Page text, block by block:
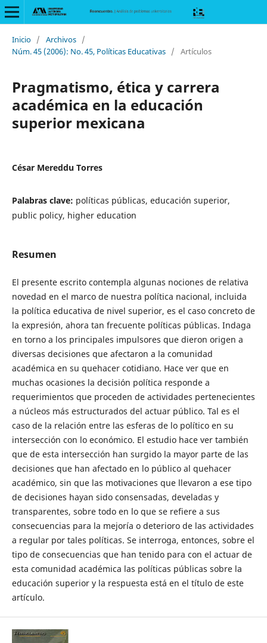
Inicio / Archivos /
Núm. 45 (2006): No. 45, Políticas Educativas / Artículos
Pragmatismo, ética y carrera
académica en la educación
superior mexicana
César Mereddu Torres
Palabras clave: políticas públicas, educación superior,
public policy, higher education
Resumen
El presente escrito contempla algunas nociones de relativa
novedad en el marco de nuestra política nacional, incluida
la política educativa de nivel superior, es el caso concreto de
la expresión, ahora tan frecuente políticas públicas. Indaga
en torno a los principales impulsores que dieron origen a
diversas decisiones que afectaron a la comunidad
académica en su quehacer cotidiano. Hace ver que en
muchas ocasiones la decisión política responde a
requerimientos que proceden de actividades pertenecientes
a núcleos más estructurados del actuar público. Tal es el
caso de la relación entre las esferas de lo político en su
intersección con lo económico. El estudio hace ver también
que de esta intersección han surgido la mayor parte de las
decisiones que han afectado en lo público al quehacer
académico, sin que las motivaciones que llevaron a ese tipo
de decisiones hayan sido consensadas, develadas y
transparentes, sobre todo en lo que se refiere a sus
consecuencias para la mejoría o deterioro de las actividades
a regular por tales políticas. Se interroga, entonces, sobre el
tipo de consecuencias que han tenido para con el actuar de
esta comunidad académica las políticas públicas sobre la
educación superior y la respuesta está en el título de este
artículo.